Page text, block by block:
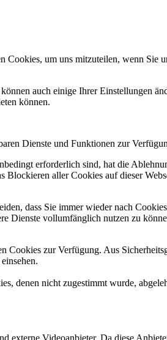
um uns mitzuteilen, wenn Sie
auch einige Ihrer Einstellungen
können.
Dienste und Funktionen zur
erforderlich sind, hat die
aller Cookies auf dieser
dass Sie immer wieder nach
Dienste vollumfänglich nutzen zu
zur Verfügung. Aus
denen nicht zugestimmt wurde,
Videoanbieter. Da diese